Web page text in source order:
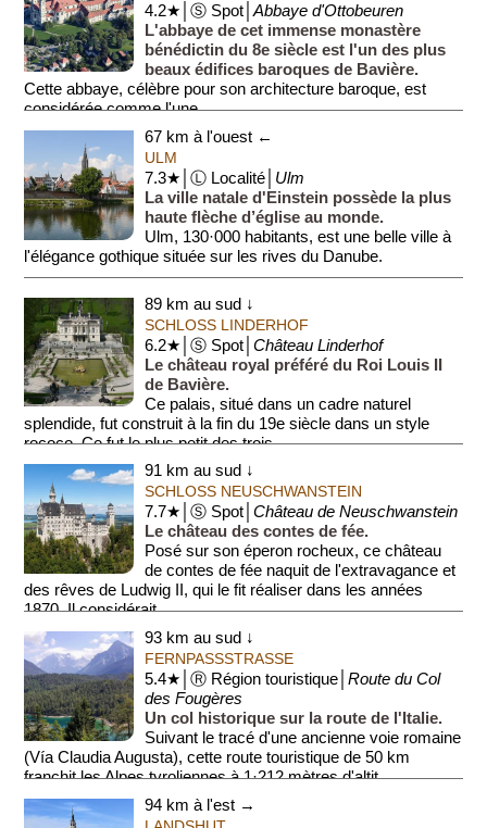
4.2★│Ⓢ Spot│Abbaye d'Ottobeuren
L'abbaye de cet immense monastère
bénédictin du 8e siècle est l'un des plus
beaux édifices baroques de Bavière.
Cette abbaye, célèbre pour son architecture baroque, est
considérée comme l'une ...
67 km à l'ouest ←
ULM
7.3★│Ⓛ Localité│ Ulm
La ville natale d'Einstein possède la plus
haute flèche d’église au monde.
Ulm, 130·000 habitants, est une belle ville à
l'élégance gothique située sur les rives du Danube.
Fondée au 9e ...
89 km au sud ↓
SCHLOSS LINDERHOF
6.2★│Ⓢ Spot│Château Linderhof
Le château royal préféré du Roi Louis II
de Bavière.
Ce palais, situé dans un cadre naturel
splendide, fut construit à la fin du 19e siècle dans un style
rococo. Ce fut le plus petit des trois ...
91 km au sud ↓
SCHLOSS NEUSCHWANSTEIN
7.7★│Ⓢ Spot│Château de Neuschwanstein
Le château des contes de fée.
Posé sur son éperon rocheux, ce château
de contes de fée naquit de l'extravagance et
des rêves de Ludwig II, qui le fit réaliser dans les années
1870. Il considérait ...
93 km au sud ↓
FERNPASSSTRASSE
5.4★│Ⓡ Région touristique│Route du Col
des Fougères
Un col historique sur la route de l'Italie.
Suivant le tracé d'une ancienne voie romaine
(Vía Claudia Augusta), cette route touristique de 50 km
franchit les Alpes tyroliennes à 1·212 mètres d'altit...
94 km à l'est →